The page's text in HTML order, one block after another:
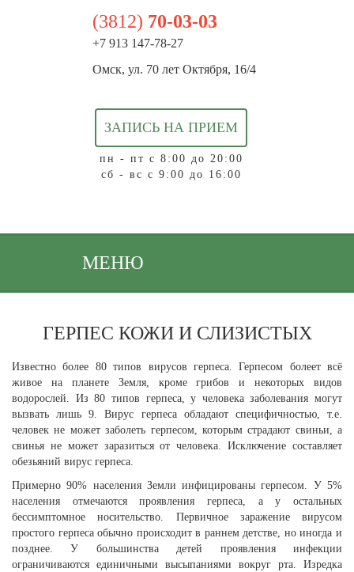
(3812) 70-03-03
+7 913 147-78-27
Омск, ул. 70 лет Октября, 16/4
ЗАПИСЬ НА ПРИЕМ
пн - пт с 8:00 до 20:00
сб - вс с 9:00 до 16:00
МЕНЮ
ГЕРПЕС КОЖИ И СЛИЗИСТЫХ
Известно более 80 типов вирусов герпеса. Герпесом болеет всё
живое на планете Земля, кроме грибов и некоторых видов
водорослей. Из 80 типов герпеса, у человека заболевания могут
вызвать лишь 9. Вирус герпеса обладают специфичностью, т.е.
человек не может заболеть герпесом, которым страдают свиньи, а
свинья не может заразиться от человека. Исключение составляет
обезьяний вирус герпеса.
Примерно 90% населения Земли инфицированы герпесом. У 5%
населения отмечаются проявления герпеса, а у остальных
бессимптомное носительство. Первичное заражение вирусом
простого герпеса обычно происходит в раннем детстве, но иногда и
позднее. У большинства детей проявления инфекции
ограничиваются единичными высыпаниями вокруг рта. Изредка